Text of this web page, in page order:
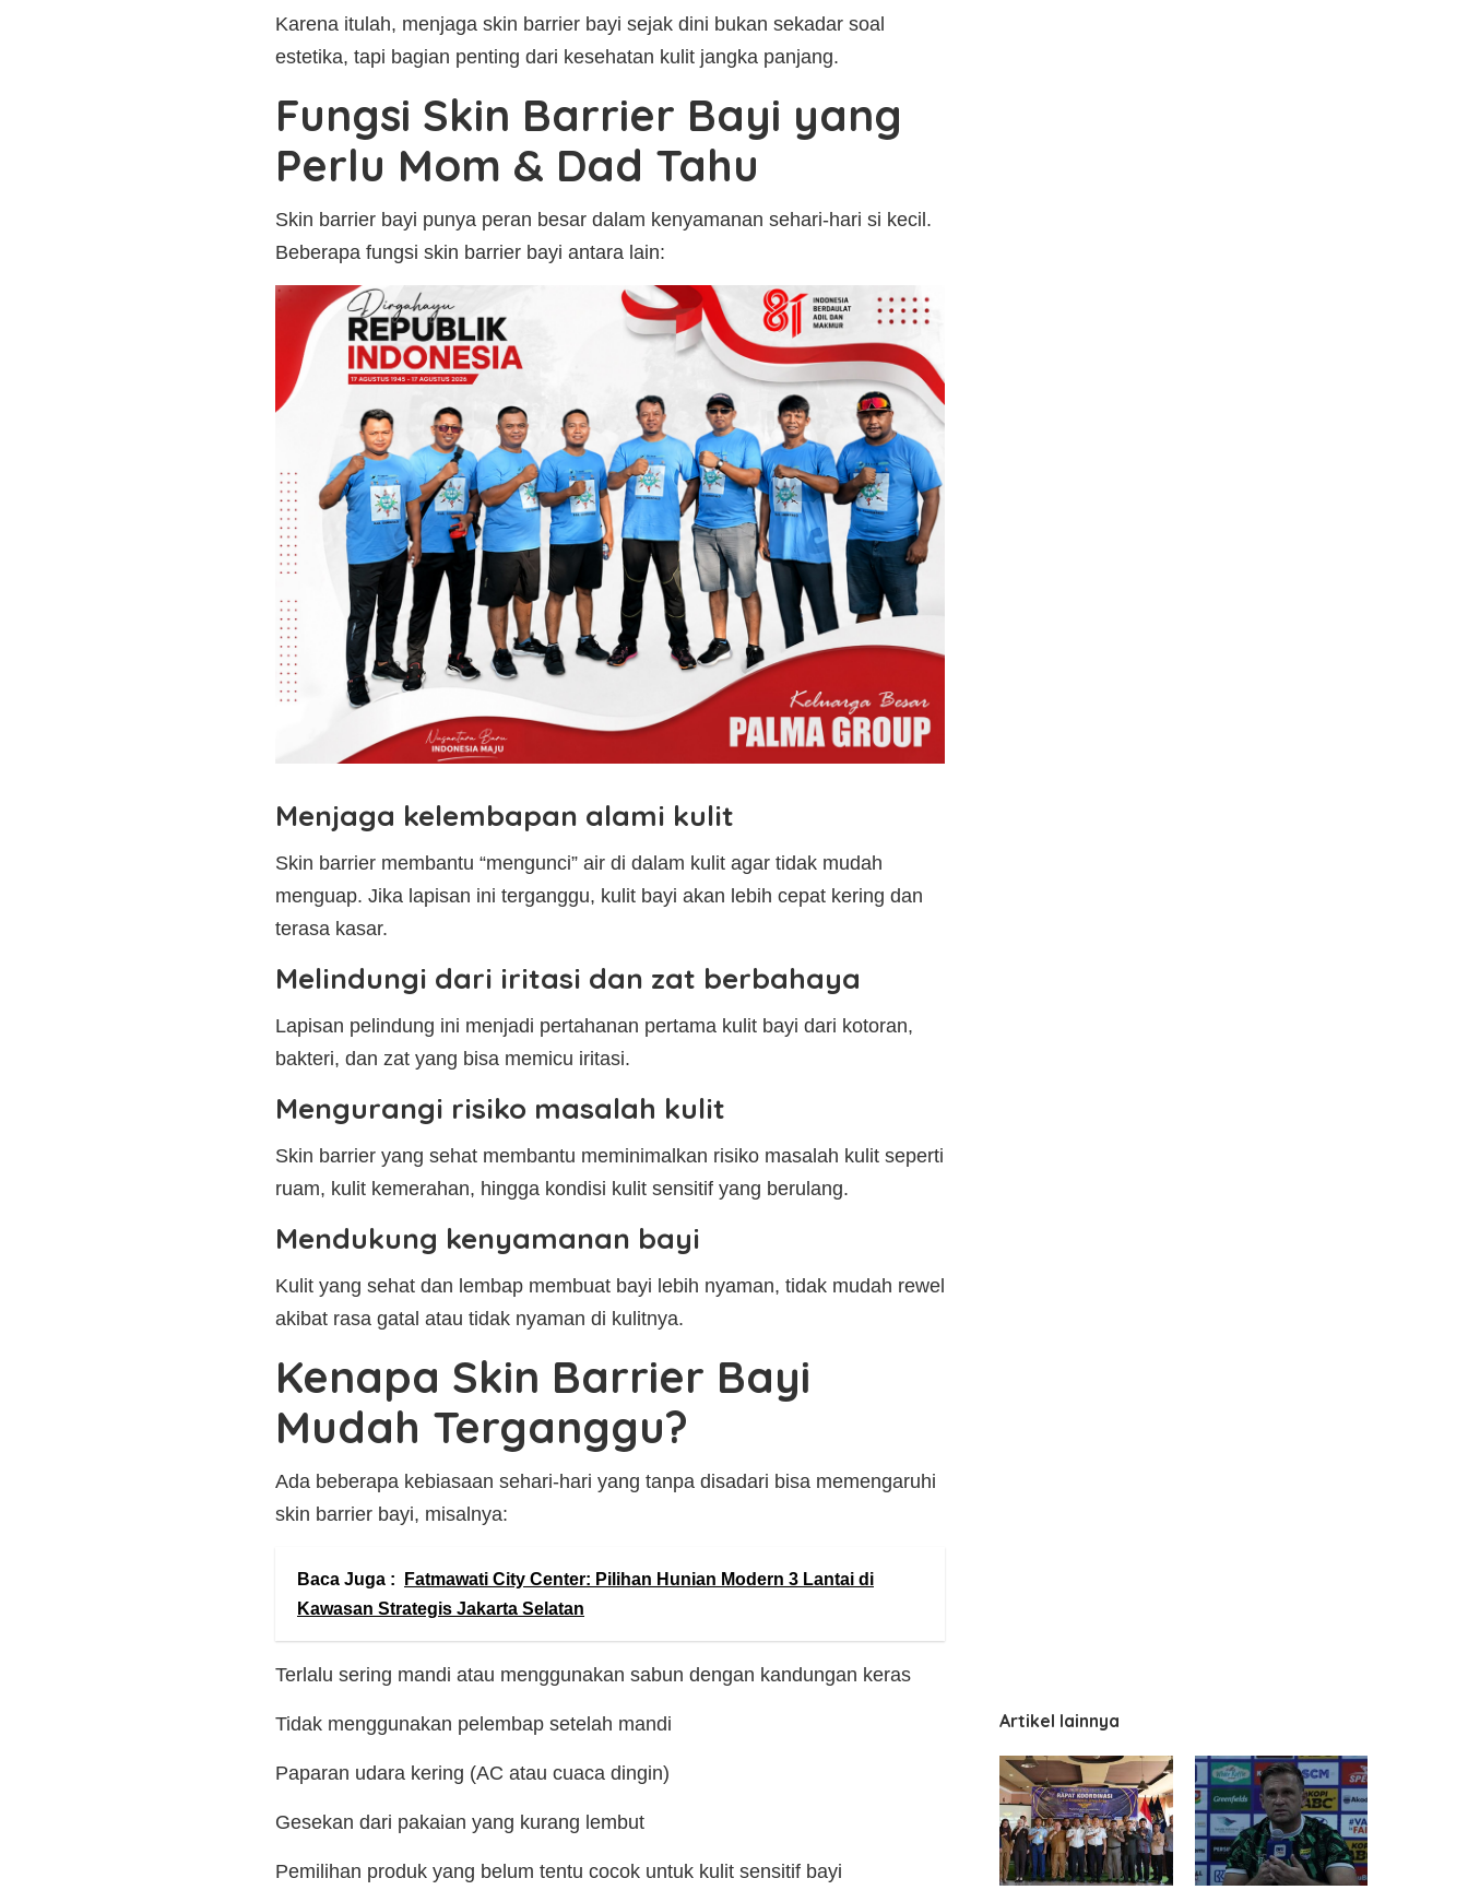
Karena itulah, menjaga skin barrier bayi sejak dini bukan sekadar soal
estetika, tapi bagian penting dari kesehatan kulit jangka panjang.
Fungsi Skin Barrier Bayi yang
Perlu Mom & Dad Tahu
Skin barrier bayi punya peran besar dalam kenyamanan sehari-hari si kecil.
Beberapa fungsi skin barrier bayi antara lain:
Menjaga kelembapan alami kulit
Skin barrier membantu “mengunci” air di dalam kulit agar tidak mudah
menguap. Jika lapisan ini terganggu, kulit bayi akan lebih cepat kering dan
terasa kasar.
Melindungi dari iritasi dan zat berbahaya
Lapisan pelindung ini menjadi pertahanan pertama kulit bayi dari kotoran,
bakteri, dan zat yang bisa memicu iritasi.
Mengurangi risiko masalah kulit
Skin barrier yang sehat membantu meminimalkan risiko masalah kulit seperti
ruam, kulit kemerahan, hingga kondisi kulit sensitif yang berulang.
Mendukung kenyamanan bayi
Kulit yang sehat dan lembap membuat bayi lebih nyaman, tidak mudah rewel
akibat rasa gatal atau tidak nyaman di kulitnya.
Kenapa Skin Barrier Bayi
Mudah Terganggu?
Ada beberapa kebiasaan sehari-hari yang tanpa disadari bisa memengaruhi
skin barrier bayi, misalnya:
Baca Juga :
Fatmawati City Center: Pilihan Hunian Modern 3 Lantai di
Kawasan Strategis Jakarta Selatan
Terlalu sering mandi atau menggunakan sabun dengan kandungan keras
Tidak menggunakan pelembap setelah mandi
Paparan udara kering (AC atau cuaca dingin)
Gesekan dari pakaian yang kurang lembut
Pemilihan produk yang belum tentu cocok untuk kulit sensitif bayi
Artikel lainnya